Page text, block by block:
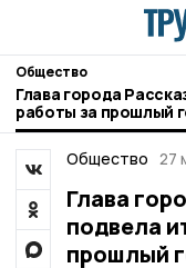
Общество
Глава города
работы за прошлый
Общество 27
Глава
подвела
прошлый